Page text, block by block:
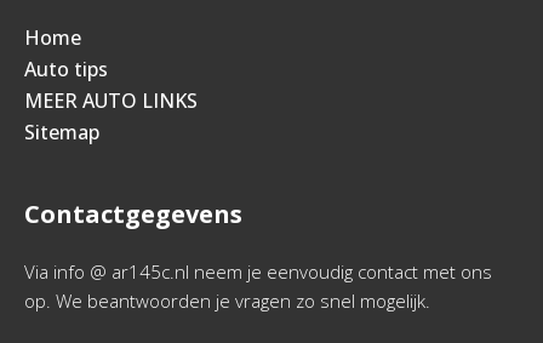
Home
Auto tips
MEER AUTO LINKS
Sitemap
Contactgegevens
Via info @ ar145c.nl neem je eenvoudig contact met ons
op. We beantwoorden je vragen zo snel mogelijk.